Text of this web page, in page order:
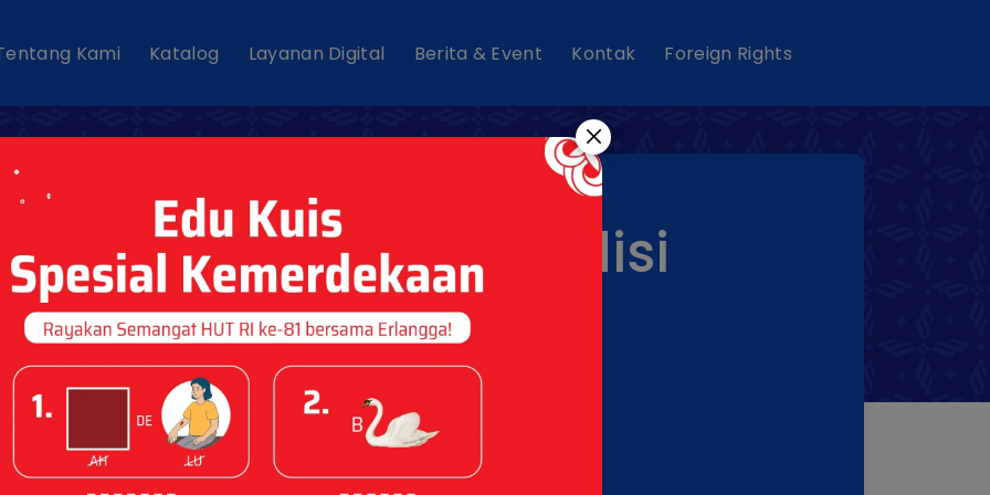
Kami Katalog Layanan Digital Berita & Event Kontak Foreign Rights
Katalog SMP KM Edisi
Mei 2026
Dipublikasikan pada : 02 Jun 2026
DOWNLOAD